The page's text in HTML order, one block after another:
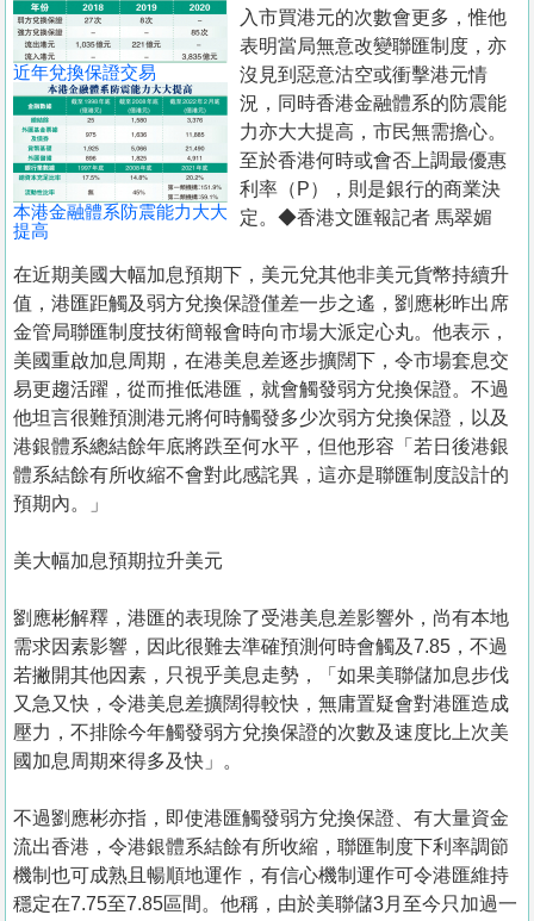
近年兌換保證交易
本港金融體系防震能力大大
提高
入市買港元的次數會更多，惟他
表明當局無意改變聯匯制度，亦
沒見到惡意沽空或衝擊港元情
況，同時香港金融體系的防震能
力亦大大提高，市民無需擔心。
至於香港何時或會否上調最優惠
利率（P），則是銀行的商業決
定。◆香港文匯報記者 馬翠媚
在近期美國大幅加息預期下，美元兌其他非美元貨幣持續升
值，港匯距觸及弱方兌換保證僅差一步之遙，劉應彬昨出席
金管局聯匯制度技術簡報會時向市場大派定心丸。他表示，
美國重啟加息周期，在港美息差逐步擴闊下，令市場套息交
易更趨活躍，從而推低港匯，就會觸發弱方兌換保證。不過
他坦言很難預測港元將何時觸發多少次弱方兌換保證，以及
港銀體系總結餘年底將跌至何水平，但他形容「若日後港銀
體系結餘有所收縮不會對此感詫異，這亦是聯匯制度設計的
預期內。」
美大幅加息預期拉升美元
劉應彬解釋，港匯的表現除了受港美息差影響外，尚有本地
需求因素影響，因此很難去準確預測何時會觸及7.85，不過
若撇開其他因素，只視乎美息走勢，「如果美聯儲加息步伐
又急又快，令港美息差擴闊得較快，無庸置疑會對港匯造成
壓力，不排除今年觸發弱方兌換保證的次數及速度比上次美
國加息周期來得多及快」。
不過劉應彬亦指，即使港匯觸發弱方兌換保證、有大量資金
流出香港，令港銀體系結餘有所收縮，聯匯制度下利率調節
機制也可成熟且暢順地運作，有信心機制運作可令港匯維持
穩定在7.75至7.85區間。他稱，由於美聯儲3月至今只加過一